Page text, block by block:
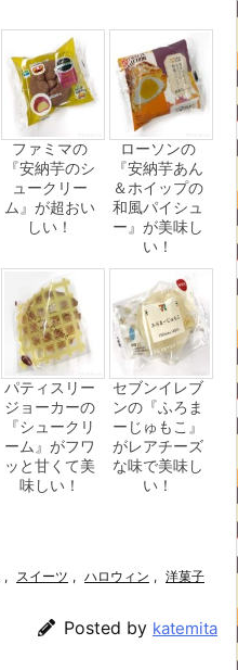
ファミマの
『安納芋のシ
ュークリー
ム』が超おい
しい！
ローソンの
『安納芋あん
＆ホイップの
和風パイシュ
ー』が美味し
い！
パティスリー
ジョーカーの
『シュークリ
ーム』がフワ
ッと甘くて美
味しい！
セブンイレブ
ンの『ふろま
ーじゅもこ』
がレアチーズ
な味で美味し
い！
, スイーツ , ハロウィン , 洋菓子
Posted by katemita